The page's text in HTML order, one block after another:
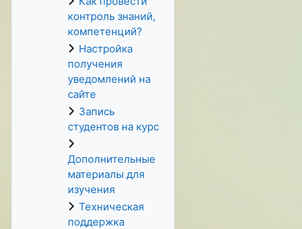
контроль знаний,
компетенций?
Настройка
получения
уведомлений на
сайте
Запись
студентов на курс
Дополнительные
материалы для
изучения
Техническая
поддержка